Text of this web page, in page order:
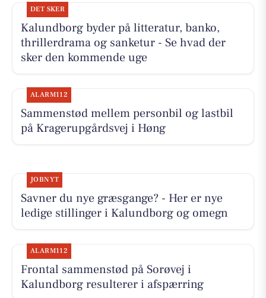
DET SKER
Kalundborg byder på litteratur, banko,
thrillerdrama og sanketur - Se hvad der
sker den kommende uge
ALARM112
Sammenstød mellem personbil og lastbil
på Kragerupgårdsvej i Høng
JOBNYT
Savner du nye græsgange? - Her er nye
ledige stillinger i Kalundborg og omegn
ALARM112
Frontal sammenstød på Sorøvej i
Kalundborg resulterer i afspærring